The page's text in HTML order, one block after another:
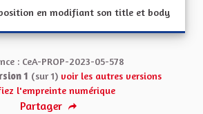
en modifiant son title et body
: CeA-PROP-2023-05-578
1 (sur 1) voir les autres versions
l'empreinte numérique
Partager